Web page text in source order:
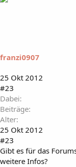
franzi0907
25 Okt 2012
#23
Dabei
Beiträge
Alter
25 Okt 2012
#23
Gibt es für das
weitere Infos?